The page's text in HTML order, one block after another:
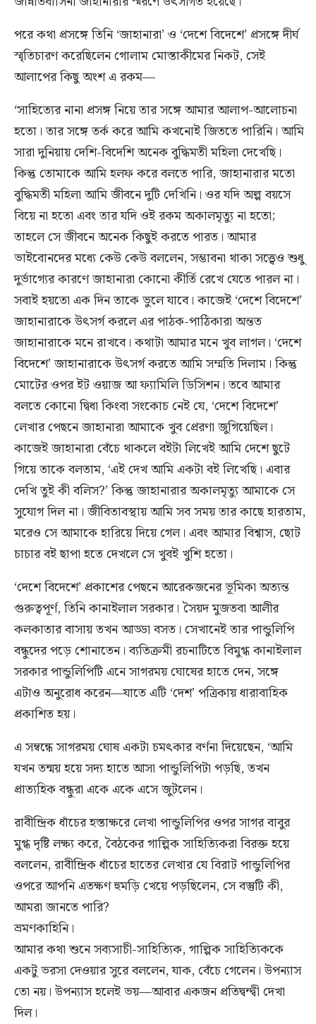
পরে কথা প্রসঙ্গে তিনি ‘জাহানারা’ ও ‘দেশে বিদেশে’ প্রসঙ্গে দীর্ঘ
স্মৃতিচারণ করেছিলেন গোলাম মোস্তাকীমের নিকট, সেই
আলাপের কিছু অংশ এ রকম—
‘সাহিত্যের নানা প্রসঙ্গ নিয়ে তার সঙ্গে আমার আলাপ-আলোচনা
হতো। তার সঙ্গে তর্ক করে আমি কখনোই জিততে পারিনি। আমি
সারা দুনিয়ায় দেশি-বিদেশি অনেক বুদ্ধিমতী মহিলা দেখেছি।
কিন্তু তোমাকে আমি হলফ করে বলতে পারি, জাহানারার মতো
বুদ্ধিমতী মহিলা আমি জীবনে দুটি দেখিনি। ওর যদি অল্প বয়সে
বিয়ে না হতো এবং তার যদি ওই রকম অকালমৃত্যু না হতো;
তাহলে সে জীবনে অনেক কিছুই করতে পারত। আমার
ভাইবোনদের মধ্যে কেউ কেউ বললেন, সম্ভাবনা থাকা সত্ত্বেও শুধু
দুর্ভাগ্যের কারণে জাহানারা কোনো কীর্তি রেখে যেতে পারল না।
সবাই হয়তো এক দিন তাকে ভুলে যাবে। কাজেই ‘দেশে বিদেশে’
জাহানারাকে উৎসর্গ করলে এর পাঠক-পাঠিকারা অন্তত
জাহানারাকে মনে রাখবে। কথাটা আমার মনে খুব লাগল। ‘দেশে
বিদেশে’ জাহানারাকে উৎসর্গ করতে আমি সম্মতি দিলাম। কিন্তু
মোটের ওপর ইট ওয়াজ আ ফ্যামিলি ডিসিশন। তবে আমার
বলতে কোনো দ্বিধা কিংবা সংকোচ নেই যে, ‘দেশে বিদেশে’
লেখার পেছনে জাহানারা আমাকে খুব প্রেরণা জুগিয়েছিল।
কাজেই জাহানারা বেঁচে থাকলে বইটা লিখেই আমি দেশে ছুটে
গিয়ে তাকে বলতাম, ‘এই দেখ আমি একটা বই লিখেছি। এবার
দেখি তুই কী বলিস?’ কিন্তু জাহানারার অকালমৃত্যু আমাকে সে
সুযোগ দিল না। জীবিতাবস্থায় আমি সব সময় তার কাছে হারতাম,
মরেও সে আমাকে হারিয়ে দিয়ে গেল। এবং আমার বিশ্বাস, ছোট
চাচার বই ছাপা হতে দেখলে সে খুবই খুশি হতো।
‘দেশে বিদেশে’ প্রকাশের পেছনে আরেকজনের ভূমিকা অত্যন্ত
গুরুত্বপূর্ণ, তিনি কানাইলাল সরকার। সৈয়দ মুজতবা আলীর
কলকাতার বাসায় তখন আড্ডা বসত। সেখানেই তার পান্ডুলিপি
বন্ধুদের পড়ে শোনাতেন। ব্যতিক্রমী রচনাটিতে বিমুগ্ধ কানাইলাল
সরকার পান্ডুলিপিটি এনে সাগরময় ঘোষের হাতে দেন, সঙ্গে
এটাও অনুরোধ করেন—যাতে এটি ‘দেশ’ পত্রিকায় ধারাবাহিক
প্রকাশিত হয়।
এ সম্বন্ধে সাগরময় ঘোষ একটা চমৎকার বর্ণনা দিয়েছেন, ‘আমি
যখন তন্ময় হয়ে সদ্য হাতে আসা পান্ডুলিপিটা পড়ছি, তখন
প্রাত্যহিক বন্ধুরা একে একে এসে জুটলেন।
রাবীন্দ্রিক ধাঁচের হস্তাক্ষরে লেখা পান্ডুলিপির ওপর সাগর বাবুর
মুগ্ধ দৃষ্টি লক্ষ্য করে, বৈঠকের গাল্পিক সাহিত্যিকরা বিরক্ত হয়ে
বললেন, রাবীন্দ্রিক ধাঁচের হাতের লেখার যে বিরাট পান্ডুলিপির
ওপরে আপনি এতক্ষণ হুমড়ি খেয়ে পড়ছিলেন, সে বস্তুটি কী,
আমরা জানতে পারি?
ভ্রমণকাহিনি।
আমার কথা শুনে সব্যসাচী-সাহিত্যিক, গাল্পিক সাহিত্যিককে
একটু ভরসা দেওয়ার সুরে বললেন, যাক, বেঁচে গেলেন। উপন্যাস
তো নয়। উপন্যাস হলেই ভয়—আবার একজন প্রতিদ্বন্দ্বী দেখা
দিল।